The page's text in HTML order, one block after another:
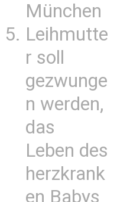
München
Leihmutte
r soll
gezwunge
n werden,
das
Leben des
herzkrank
en Babys